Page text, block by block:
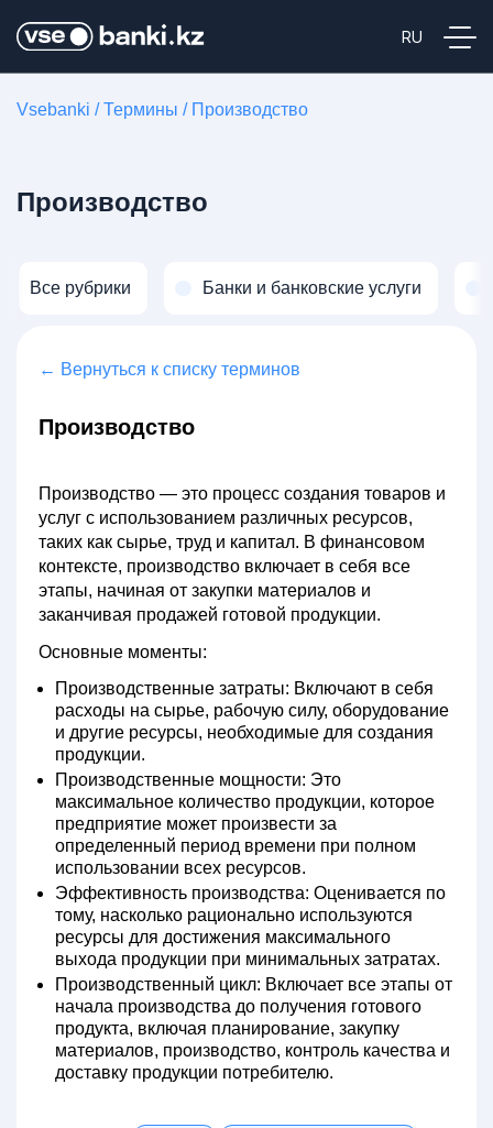
Vsebanki /Термины / Производство
Производство
Все рубрики Банки и банковские услуги
← Вернуться к списку терминов
Производство
Производство — это процесс создания товаров и
услуг с использованием различных ресурсов,
таких как сырье, труд и капитал. В финансовом
контексте, производство включает в себя все
этапы, начиная от закупки материалов и
заканчивая продажей готовой продукции.
Основные моменты:
Производственные затраты: Включают в себя
расходы на сырье, рабочую силу, оборудование
и другие ресурсы, необходимые для создания
продукции.
Производственные мощности: Это
максимальное количество продукции, которое
предприятие может произвести за
определенный период времени при полном
использовании всех ресурсов.
Эффективность производства: Оценивается по
тому, насколько рационально используются
ресурсы для достижения максимального
выхода продукции при минимальных затратах.
Производственный цикл: Включает все этапы от
начала производства до получения готового
продукта, включая планирование, закупку
материалов, производство, контроль качества и
доставку продукции потребителю.